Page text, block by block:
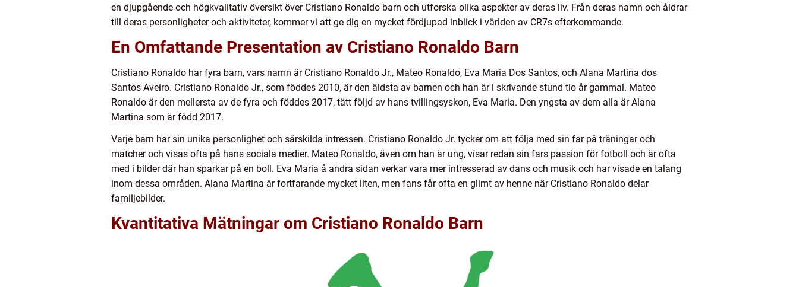
en djupgående och högkvalitativ översikt över Cristiano Ronaldo barn och utforska olika aspekter av deras liv. Från deras namn och åldrar
till deras personligheter och aktiviteter, kommer vi att ge dig en mycket fördjupad inblick i världen av CR7s efterkommande.
En Omfattande Presentation av Cristiano Ronaldo Barn
Cristiano Ronaldo har fyra barn, vars namn är Cristiano Ronaldo Jr., Mateo Ronaldo, Eva Maria Dos Santos, och Alana Martina dos
Santos Aveiro. Cristiano Ronaldo Jr., som föddes 2010, är den äldsta av barnen och han är i skrivande stund tio år gammal. Mateo
Ronaldo är den mellersta av de fyra och föddes 2017, tätt följd av hans tvillingsyskon, Eva Maria. Den yngsta av dem alla är Alana
Martina som är född 2017.
Varje barn har sin unika personlighet och särskilda intressen. Cristiano Ronaldo Jr. tycker om att följa med sin far på träningar och
matcher och visas ofta på hans sociala medier. Mateo Ronaldo, även om han är ung, visar redan sin fars passion för fotboll och är ofta
med i bilder där han sparkar på en boll. Eva Maria å andra sidan verkar vara mer intresserad av dans och musik och har visade en talang
inom dessa områden. Alana Martina är fortfarande mycket liten, men fans får ofta en glimt av henne när Cristiano Ronaldo delar
familjebilder.
Kvantitativa Mätningar om Cristiano Ronaldo Barn